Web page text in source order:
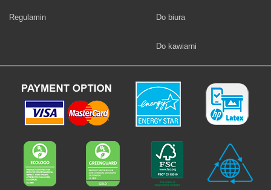
Regulamin Fototapety
Do biura
Fototapety
Do kawiarni